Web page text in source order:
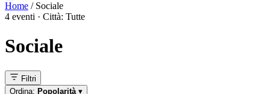
Home / Sociale
4 eventi · Città: Tutte
Sociale
Filtri
Ordina: Popolarità ▾